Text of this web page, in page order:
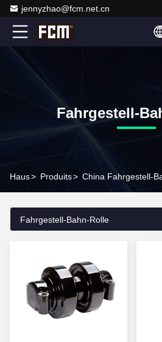
jennyzhao@fcm.net.cn
Fahrgestell-
Haus> Produits> China Fahrgestell-
Fahrgestell-Bahn-Rolle